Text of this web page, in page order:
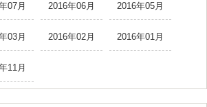
07月 2016年06月 2016年05月
03月 2016年02月 2016年01月
11月